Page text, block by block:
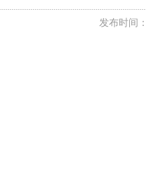
发布时间：